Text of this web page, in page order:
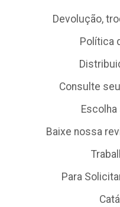
Devolução,
Política
Consulte
Escolha
Baixe nossa
Para